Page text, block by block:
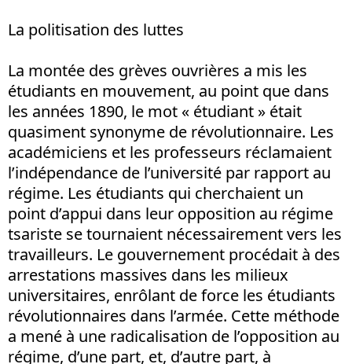
La politisation des luttes
La montée des grèves ouvrières a mis les
étudiants en mouvement, au point que dans
les années 1890, le mot « étudiant » était
quasiment synonyme de révolutionnaire. Les
académiciens et les professeurs réclamaient
l’indépendance de l’université par rapport au
régime. Les étudiants qui cherchaient un
point d’appui dans leur opposition au régime
tsariste se tournaient nécessairement vers les
travailleurs. Le gouvernement procédait à des
arrestations massives dans les milieux
universitaires, enrôlant de force les étudiants
révolutionnaires dans l’armée. Cette méthode
a mené à une radicalisation de l’opposition au
régime, d’une part, et, d’autre part, à